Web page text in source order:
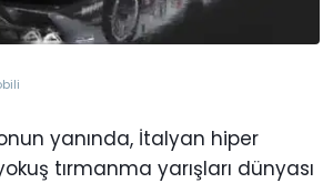
yanında, İtalyan hiper
tırmanma yarışları dünyası